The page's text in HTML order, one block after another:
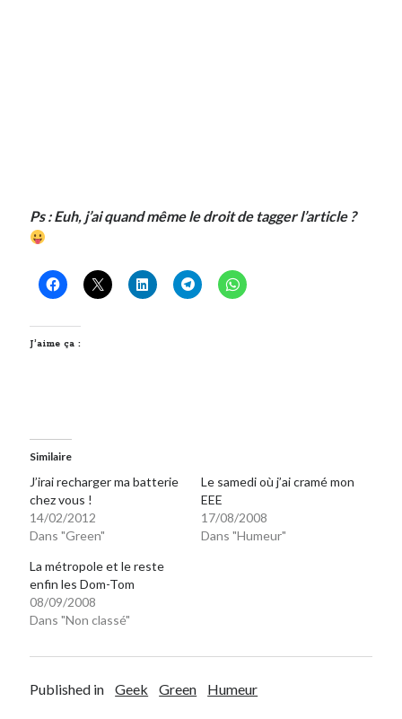
Ps : Euh, j’ai quand même le droit de tagger l’article ?
J’aime ça :
Similaire
J’irai recharger ma batterie
chez vous !
14/02/2012
Dans "Green"
Le samedi où j’ai cramé mon
EEE
17/08/2008
Dans "Humeur"
La métropole et le reste
enfin les Dom-Tom
08/09/2008
Dans "Non classé"
Published in Geek Green Humeur